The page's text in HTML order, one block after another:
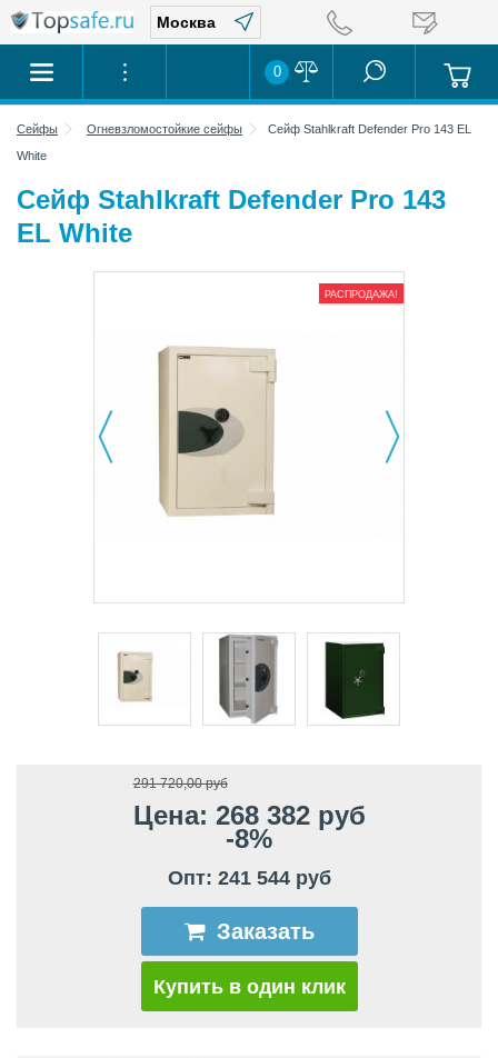
0
Сейфы Огневзломостойкие сейфы
Сейф Stahlkraft Defender Pro 143 EL
White
Сейф Stahlkraft Defender Pro 143
EL White
РАСПРОДАЖА!
Цена: 268 382 руб
291 720,00 руб
-8%
Опт: 241 544 руб
Заказать
Купить в один клик